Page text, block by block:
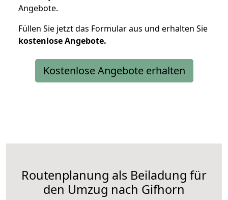
Angebote.
Füllen Sie jetzt das Formular aus und erhalten Sie
kostenloseAngebote.
Kostenlose Angebote erhalten
Routenplanung als Beiladung für
den Umzug nach Gifhorn